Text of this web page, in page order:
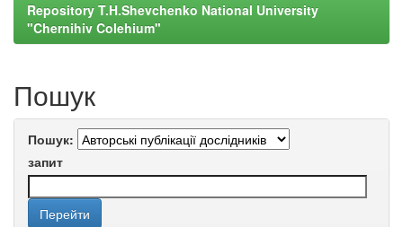
Repository T.H.Shevchenko National University
"Chernihiv Colehium"
Пошук
Пошук:
запит